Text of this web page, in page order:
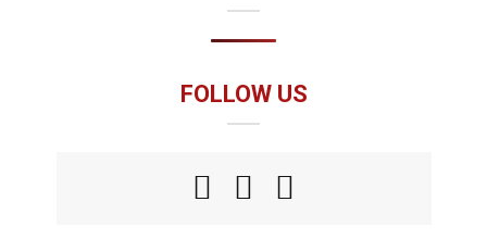
FOLLOW US